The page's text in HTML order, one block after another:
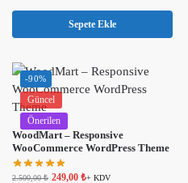
Sepete Ekle
-90%
Güncel
Önerilen
WoodMart – Responsive
WooCommerce WordPress Theme
2.500,00₺ 249,00 ₺+ KDV